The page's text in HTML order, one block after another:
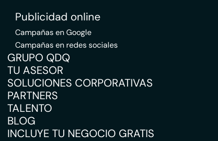
Publicidad online
Campañas en Google
Campañas en redes sociales
GRUPO QDQ
TU ASESOR
SOLUCIONES CORPORATIVAS
PARTNERS
TALENTO
BLOG
INCLUYE TU NEGOCIO GRATIS